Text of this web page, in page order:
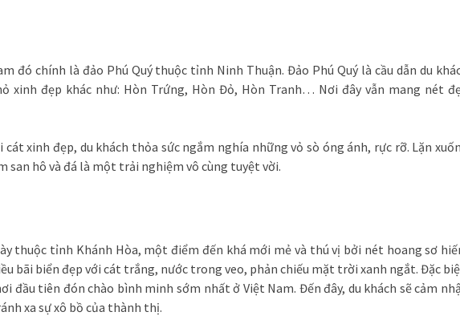
đó chính là đảo Phú Quý thuộc tỉnh Ninh Thuận. Đảo Phú Quý là cầu dẫn du
xinh đẹp khác như: Hòn Trứng, Hòn Đỏ, Hòn Tranh… Nơi đây vẫn mang nét
cát xinh đẹp, du khách thỏa sức ngắm nghía những vỏ sò óng ánh, rực rỡ. Lặn
san hô và đá là một trải nghiệm vô cùng tuyệt vời.
thuộc tỉnh Khánh Hòa, một điểm đến khá mới mẻ và thú vị bởi nét hoang sơ
bãi biển đẹp với cát trắng, nước trong veo, phản chiếu mặt trời xanh ngắt. Đặc
đầu tiên đón chào bình minh sớm nhất ở Việt Nam. Đến đây, du khách sẽ cảm
xa sự xô bồ của thành thị.